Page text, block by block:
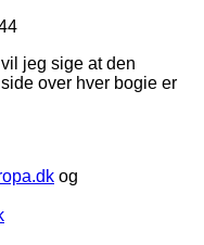
jeg sige at den
over hver bogie er
og